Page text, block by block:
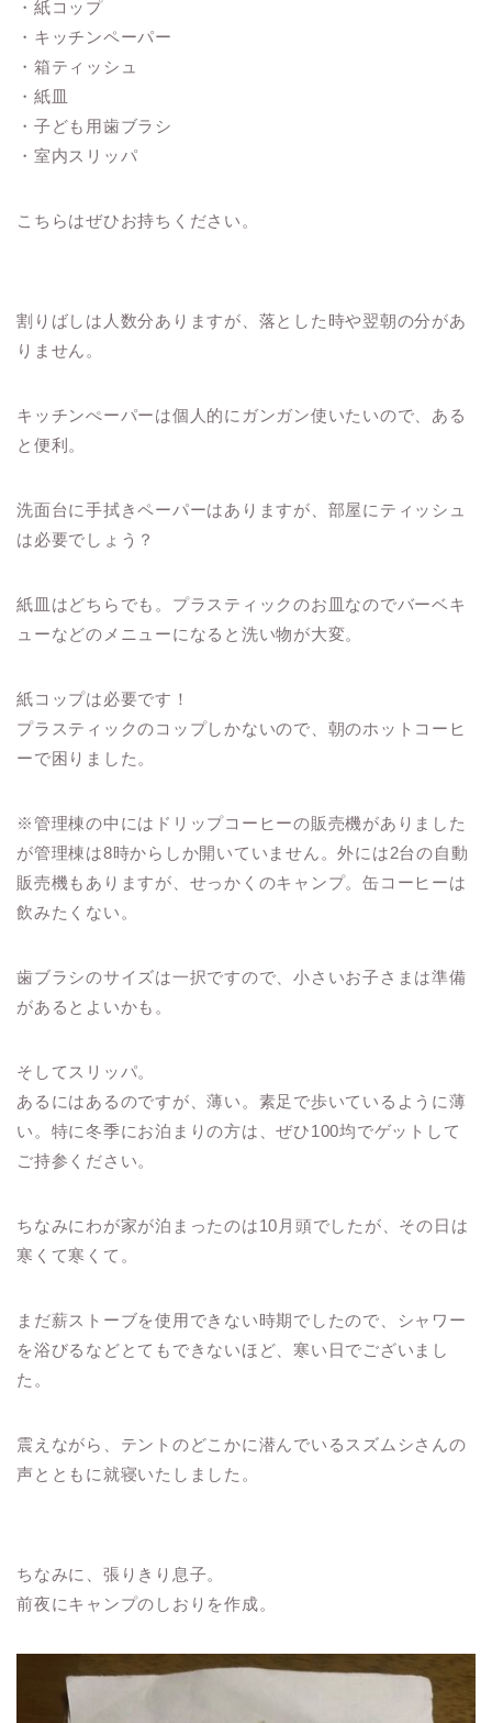
・紙コップ
・キッチンペーパー
・箱ティッシュ
・紙皿
・子ども用歯ブラシ
・室内スリッパ
こちらはぜひお持ちください。
割りばしは人数分ありますが、落とした時や翌朝の分があ
りません。
キッチンぺーパーは個人的にガンガン使いたいので、ある
と便利。
洗面台に手拭きペーパーはありますが、部屋にティッシュ
は必要でしょう？
紙皿はどちらでも。プラスティックのお皿なのでバーベキ
ューなどのメニューになると洗い物が大変。
紙コップは必要です！
プラスティックのコップしかないので、朝のホットコーヒ
ーで困りました。
※管理棟の中にはドリップコーヒーの販売機がありました
が管理棟は8時からしか開いていません。外には2台の自動
販売機もありますが、せっかくのキャンプ。缶コーヒーは
飲みたくない。
歯ブラシのサイズは一択ですので、小さいお子さまは準備
があるとよいかも。
そしてスリッパ。
あるにはあるのですが、薄い。素足で歩いているように薄
い。特に冬季にお泊まりの方は、ぜひ100均でゲットして
ご持参ください。
ちなみにわが家が泊まったのは10月頭でしたが、その日は
寒くて寒くて。
まだ薪ストーブを使用できない時期でしたので、シャワー
を浴びるなどとてもできないほど、寒い日でございまし
た。
震えながら、テントのどこかに潜んでいるスズムシさんの
声とともに就寝いたしました。
ちなみに、張りきり息子。
前夜にキャンプのしおりを作成。